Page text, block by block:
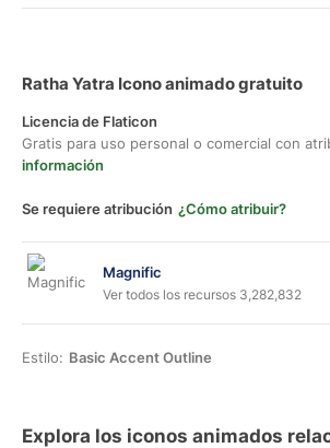
Ratha Yatra Icono animado gratuito
Licencia de Flaticon
Gratis para uso personal o comercial con
información
Se requiere atribución ¿Cómo atribuir?
Magnific
Ver todos los recursos 3,282,832
Estilo: Basic Accent Outline
Explora los iconos animados